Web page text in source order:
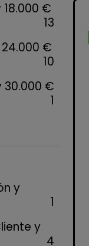
18.000 €
13
24.000 €
10
30.000 €
1
y
1
y
4